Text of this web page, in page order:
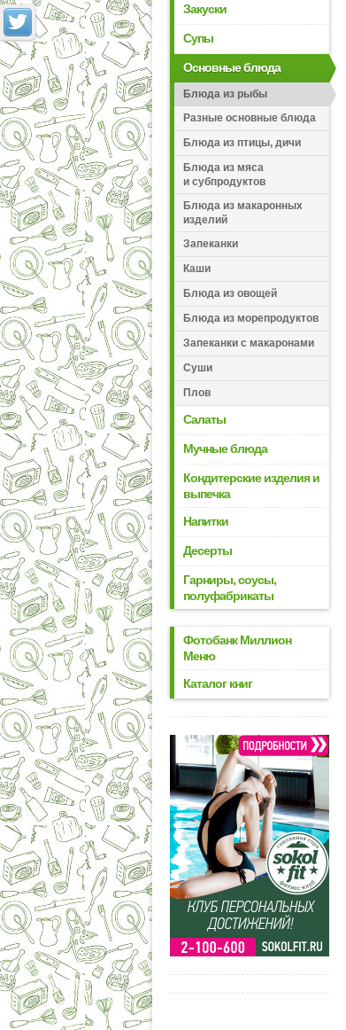
Закуски
Супы
Основные блюда
Блюда из рыбы
Разные основные блюда
Блюда из птицы, дичи
Блюда из мяса
и субпродуктов
Блюда из макаронных
изделий
Запеканки
Каши
Блюда из овощей
Блюда из морепродуктов
Запеканки с макаронами
Суши
Плов
Салаты
Мучные блюда
Кондитерские изделия и
выпечка
Напитки
Десерты
Гарниры, соусы,
полуфабрикаты
Фотобанк Миллион
Меню
Каталог книг